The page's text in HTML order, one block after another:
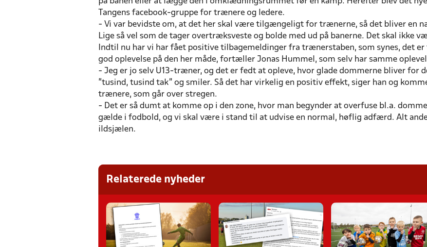
Tangens facebook-gruppe for trænere og ledere.
- Vi var bevidste om, at det her skal være tilgængeligt for trænerne, så det bliver en
Lige så vel som de tager overtræksveste og bolde med ud på banerne. Det skal ikke
Indtil nu har vi har fået positive tilbagemeldinger fra trænerstaben, som synes, det er
god oplevelse på den her måde, fortæller Jonas Hummel, som selv har samme
- Jeg er jo selv U13-træner, og det er fedt at opleve, hvor glade dommerne bliver for
”tusind, tusind tak” og smiler. Så det har virkelig en positiv effekt, siger han og
trænere, som går over stregen.
- Det er så dumt at komme op i den zone, hvor man begynder at overfuse bl.a.
gælde i fodbold, og vi skal være i stand til at udvise en normal, høflig adfærd. Alt
ildsjælen.
Relaterede nyheder